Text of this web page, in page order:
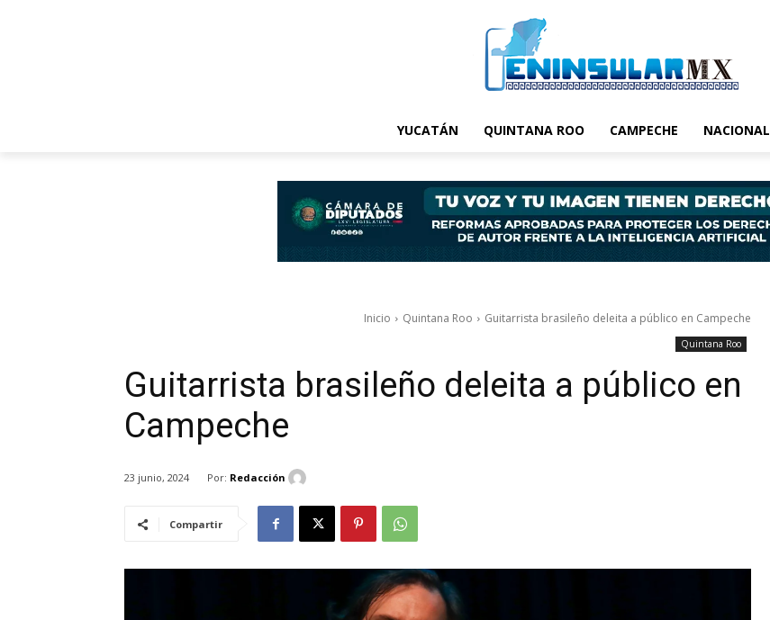
YUCATÁN QUINTANA ROO CAMPECHE NACIONAL
Inicio Quintana Roo Guitarrista brasileño deleita a público en Campeche
Quintana Roo
Guitarrista brasileño deleita a público en
Campeche
23 junio, 2024 Por: Redacción
Compartir